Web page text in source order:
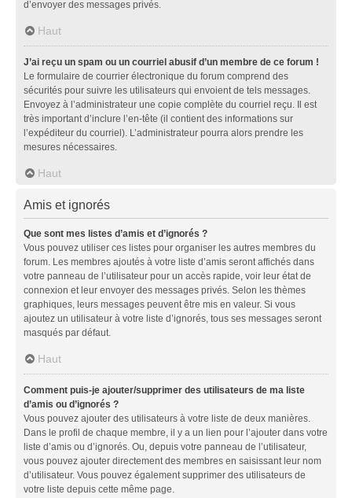
d’envoyer des messages privés.
Haut
J’ai reçu un spam ou un courriel abusif d’un membre de ce forum !
Le formulaire de courrier électronique du forum comprend des
sécurités pour suivre les utilisateurs qui envoient de tels messages.
Envoyez à l’administrateur une copie complète du courriel reçu. Il est
très important d’inclure l’en-tête (il contient des informations sur
l’expéditeur du courriel). L’administrateur pourra alors prendre les
mesures nécessaires.
Haut
Amis et ignorés
Que sont mes listes d’amis et d’ignorés ?
Vous pouvez utiliser ces listes pour organiser les autres membres du
forum. Les membres ajoutés à votre liste d’amis seront affichés dans
votre panneau de l’utilisateur pour un accès rapide, voir leur état de
connexion et leur envoyer des messages privés. Selon les thèmes
graphiques, leurs messages peuvent être mis en valeur. Si vous
ajoutez un utilisateur à votre liste d’ignorés, tous ses messages seront
masqués par défaut.
Haut
Comment puis-je ajouter/supprimer des utilisateurs de ma liste
d’amis ou d’ignorés ?
Vous pouvez ajouter des utilisateurs à votre liste de deux manières.
Dans le profil de chaque membre, il y a un lien pour l’ajouter dans votre
liste d’amis ou d’ignorés. Ou, depuis votre panneau de l’utilisateur,
vous pouvez ajouter directement des membres en saisissant leur nom
d’utilisateur. Vous pouvez également supprimer des utilisateurs de
votre liste depuis cette même page.